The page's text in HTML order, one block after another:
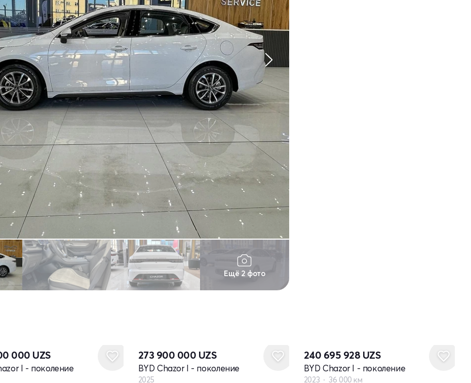
Ещё 2 фото
000 UZS
I - поколение
273 900 000 UZS
BYD Chazor I - поколение
2025
240 695 928 UZS
BYD Chazor I - поколение
2023 36 000 км